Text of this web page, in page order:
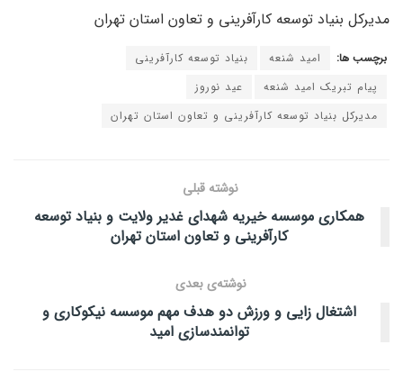
مدیرکل بنیاد توسعه کارآفرینی و تعاون استان تهران
برچسب ها: امید شنعه
بنیاد توسعه کارآفرینی
پیام تبریک امید شنعه
عید نوروز
مدیرکل بنیاد توسعه کارآفرینی و تعاون استان تهران
نوشته قبلی
همکاری موسسه خیریه شهدای غدیر ولایت و بنیاد توسعه
کارآفرینی و تعاون استان تهران
نوشته‌ی بعدی
اشتغال زایی و ورزش دو هدف مهم موسسه نیکوکاری و
توانمندسازی امید